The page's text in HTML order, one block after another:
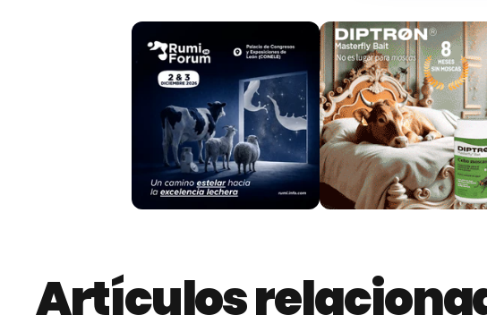
electrónicos, con el objetivo de mejorar la
ganaderos insisten en que la medida debería ser
cada explotación.
En este contexto, los productores solicitan alMinisterio de
obligatoriedadde los crotales electrónicos y permita
particularidades de cada explotación yevitando
Le puede
Artículos